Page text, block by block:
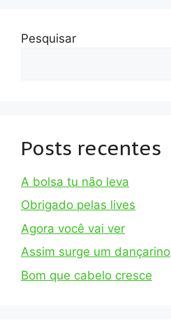
Pesquisar
Posts recentes
A bolsa tu não leva
Obrigado pelas lives
Agora você vai ver
Assim surge um dançarino
Bom que cabelo cresce